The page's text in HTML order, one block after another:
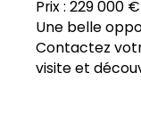
Prix : 229 000 €
Une belle
Contactez
visite et